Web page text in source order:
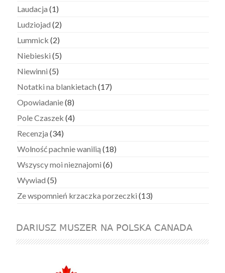
Laudacja (1)
Ludziojad (2)
Lummick (2)
Niebieski (5)
Niewinni (5)
Notatki na blankietach (17)
Opowiadanie(8)
Pole Czaszek (4)
Recenzja (34)
Wolność pachnie wanilią (18)
Wszyscy moi nieznajomi (6)
Wywiad (5)
Ze wspomnień krzaczka porzeczki (13)
DARIUSZ MUSZER NA POLSKA CANADA